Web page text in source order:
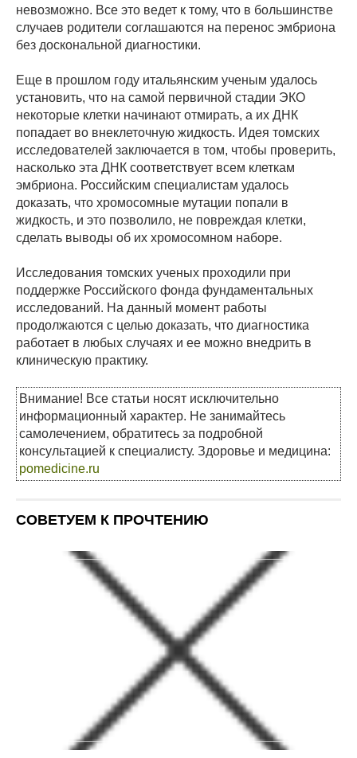
невозможно. Все это ведет к тому, что в большинстве
случаев родители соглашаются на перенос эмбриона
без доскональной диагностики.
Еще в прошлом году итальянским ученым удалось
установить, что на самой первичной стадии ЭКО
некоторые клетки начинают отмирать, а их ДНК
попадает во внеклеточную жидкость. Идея томских
исследователей заключается в том, чтобы проверить,
насколько эта ДНК соответствует всем клеткам
эмбриона. Российским специалистам удалось
доказать, что хромосомные мутации попали в
жидкость, и это позволило, не повреждая клетки,
сделать выводы об их хромосомном наборе.
Исследования томских ученых проходили при
поддержке Российского фонда фундаментальных
исследований. На данный момент работы
продолжаются с целью доказать, что диагностика
работает в любых случаях и ее можно внедрить в
клиническую практику.
Внимание! Все статьи носят исключительно
информационный характер. Не занимайтесь
самолечением, обратитесь за подробной
консультацией к специалисту. Здоровье и медицина:
pomedicine.ru
СОВЕТУЕМ К ПРОЧТЕНИЮ